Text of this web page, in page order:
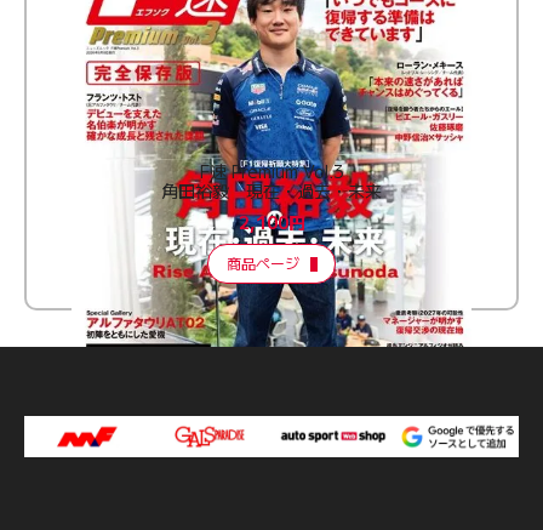
F速 Premium Vol.3
角田裕毅 現在・過去・未来
2,100円
商品ページ